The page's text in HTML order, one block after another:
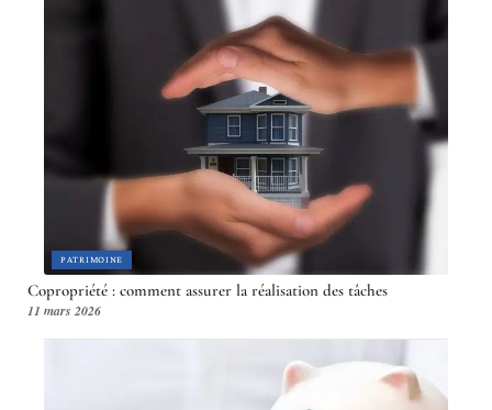
PATRIMOINE
Copropriété : comment assurer la réalisation des tâches
11 mars 2026